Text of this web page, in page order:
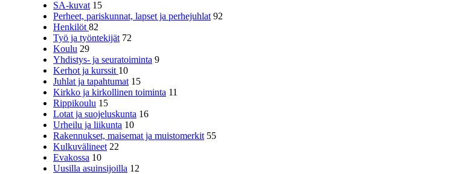
SA-kuvat 15
Perheet, pariskunnat, lapset ja perhejuhlat 92
Henkilöt 82
Työ ja työntekijät 72
Koulu 29
Yhdistys- ja seuratoiminta 9
Kerhot ja kurssit 10
Juhlat ja tapahtumat 15
Kirkko ja kirkollinen toiminta 11
Rippikoulu 15
Lotat ja suojeluskunta 16
Urheilu ja liikunta 10
Rakennukset, maisemat ja muistomerkit 55
Kulkuvälineet 22
Evakossa 10
Uusilla asuinsijoilla 12